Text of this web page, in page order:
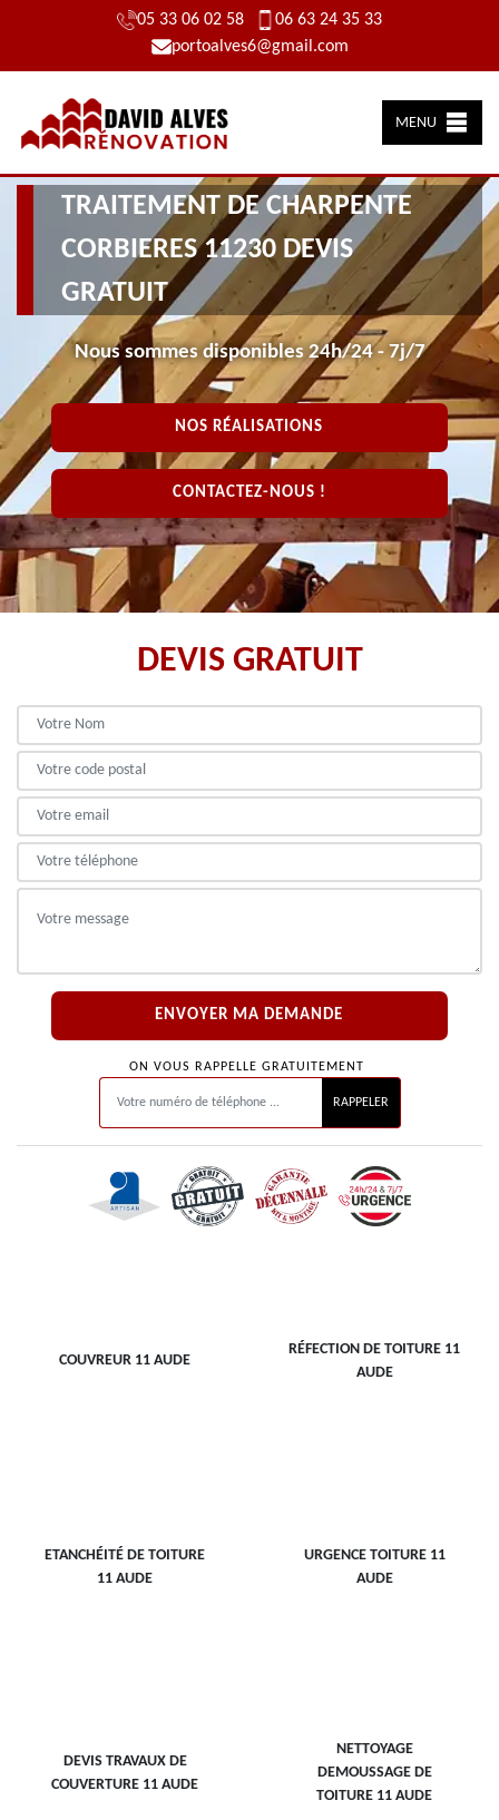
05 33 06 02 58
06 63 24 35 33
portoalves6@gmail.com
MENU
TRAITEMENT DE CHARPENTE
CORBIERES 11230 DEVIS
GRATUIT
Nous sommes disponibles 24h/24 - 7j/7
NOS RÉALISATIONS
CONTACTEZ-NOUS !
DEVIS GRATUIT
ON VOUS RAPPELLE GRATUITEMENT
COUVREUR 11 AUDE
RÉFECTION DE TOITURE 11
AUDE
ETANCHÉITÉ DE TOITURE
11 AUDE
URGENCE TOITURE 11
AUDE
DEVIS TRAVAUX DE
COUVERTURE 11 AUDE
NETTOYAGE
DEMOUSSAGE DE
TOITURE 11 AUDE